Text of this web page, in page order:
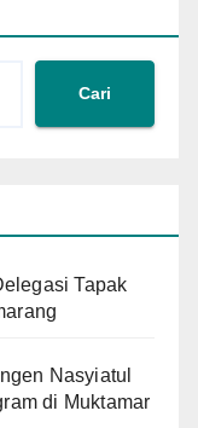
Cari
Tapak
Nasyiatul
di Muktamar